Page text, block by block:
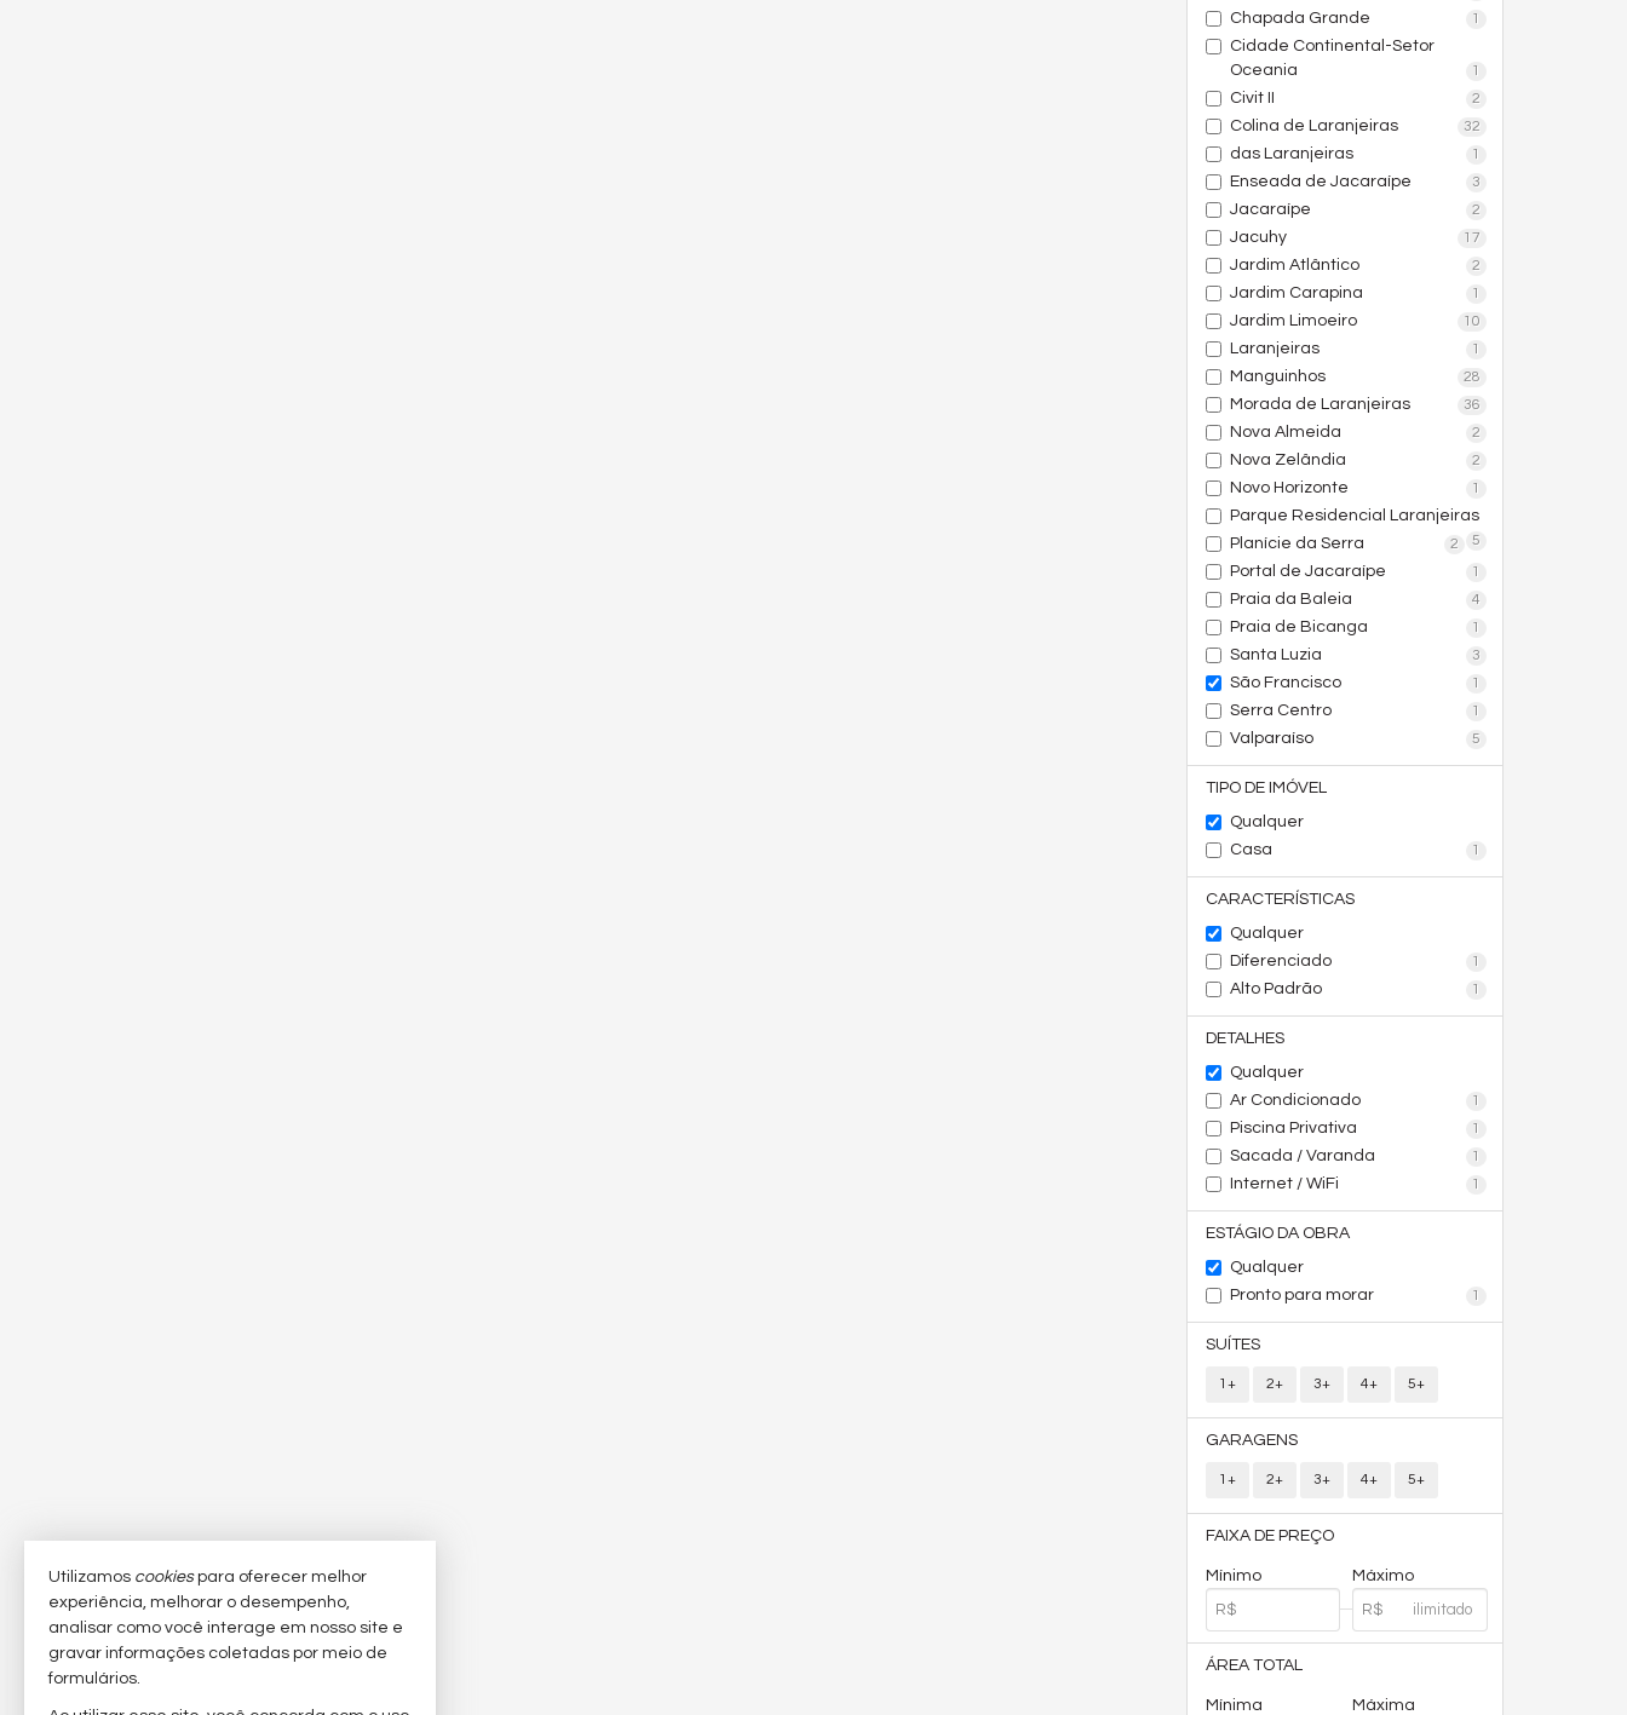
Chapada Grande 1
Cidade Continental-Setor
Oceania
1
Civit II 2
Colina de Laranjeiras 32
das Laranjeiras 1
Enseada de Jacaraípe 3
Jacaraípe 2
Jacuhy 17
Jardim Atlântico 2
Jardim Carapina 1
Jardim Limoeiro 10
Laranjeiras 1
Manguinhos 28
Morada de Laranjeiras 36
Nova Almeida 2
Nova Zelândia 2
Novo Horizonte 1
Parque Residencial Laranjeiras
5
Planície da Serra 2
Portal de Jacaraípe 1
Praia da Baleia 4
Praia de Bicanga 1
Santa Luzia 3
São Francisco 1
Serra Centro 1
Valparaíso 5
TIPO DE IMÓVEL
Qualquer
Casa
1
CARACTERÍSTICAS
Qualquer
Diferenciado
1
Alto Padrão 1
DETALHES
Qualquer
Ar Condicionado
1
Piscina Privativa 1
Sacada / Varanda 1
Internet / WiFi 1
ESTÁGIO DA OBRA
Qualquer
Pronto para morar
1
SUÍTES
1+ 2+ 3+ 4+ 5+
GARAGENS
1+ 2+ 3+ 4+ 5+
FAIXA DE PREÇO
Mínimo Máximo
ÁREA TOTAL
Mínima Máxima
Utilizamos cookiespara oferecer melhor
experiência, melhorar o desempenho,
analisar como você interage em nosso site e
gravar informações coletadas por meio de
formulários.